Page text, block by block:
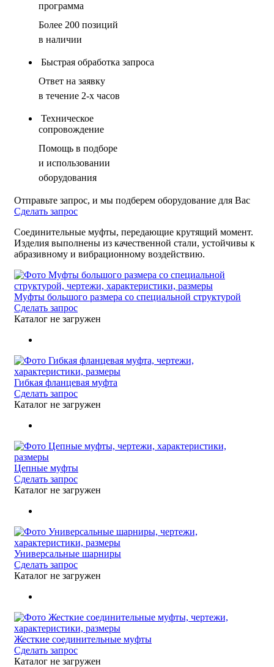
программа
Более 200 позиций
в наличии
Быстрая обработка запроса
Ответ на заявку
в течение 2-х часов
Техническое
сопровождение
Помощь в подборе
и использовании
оборудования
Отправьте запрос, и мы подберем оборудование для Вас
Сделать запрос
Соединительные муфты, передающие крутящий момент.
Изделия выполнены из качественной стали, устойчивы к
абразивному и вибрационному воздействию.
Муфты большого размера со специальной структурой
Сделать запрос
Каталог не загружен
Гибкая фланцевая муфта
Сделать запрос
Каталог не загружен
Цепные муфты
Сделать запрос
Каталог не загружен
Универсальные шарниры
Сделать запрос
Каталог не загружен
Жесткие соединительные муфты
Сделать запрос
Каталог не загружен